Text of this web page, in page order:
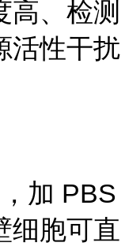
高、检测
活性干扰
加 PBS
细胞可直